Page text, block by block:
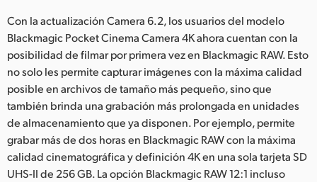
Singapore
South Africa
Sweden
Chinese Taipei
Con la actualización Camera 6.2, los usuarios del modelo
Blackmagic Pocket Cinema Camera 4K ahora cuentan con la
posibilidad de filmar por primera vez en Blackmagic RAW. Esto
no solo les permite capturar imágenes con la máxima calidad
posible en archivos de tamaño más pequeño, sino que
también brinda una grabación más prolongada en unidades
de almacenamiento que ya disponen. Por ejemplo, permite
grabar más de dos horas en Blackmagic RAW con la máxima
calidad cinematográfica y definición 4K en una sola tarjeta SD
UHS-II de 256 GB. La opción Blackmagic RAW 12:1 incluso